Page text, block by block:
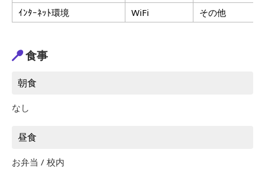
ｲﾝﾀｰﾈｯﾄ環境
WiFi その他
食事
朝食
なし
昼食
お弁当 / 校内